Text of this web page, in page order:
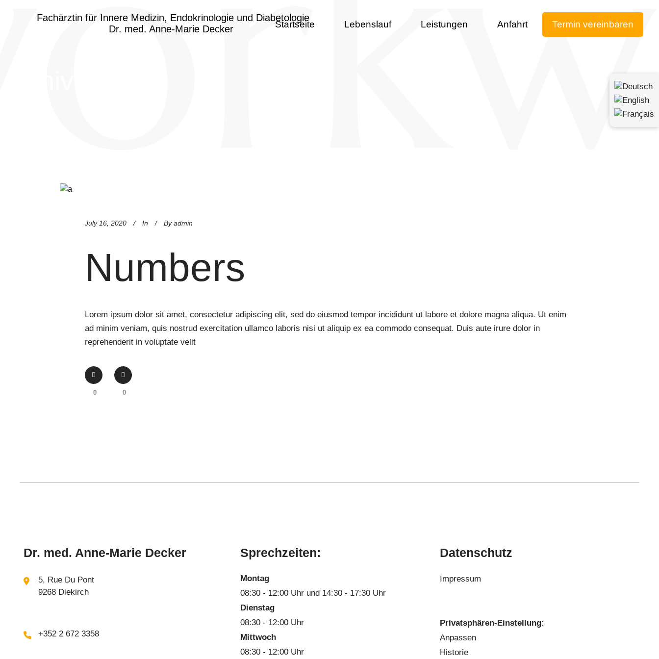
Startseite Lebenslauf Leistungen Anfahrt Termin vereinbaren
July 16, 2020 In By admin
Numbers
Lorem ipsum dolor sit amet, consectetur adipiscing elit, sed do eiusmod tempor incididunt ut labore et dolore magna aliqua. Ut enim
ad minim veniam, quis nostrud exercitation ullamco laboris nisi ut aliquip ex ea commodo consequat. Duis aute irure dolor in
reprehenderit in voluptate velit
0 0
Dr. med. Anne-Marie Decker
5, Rue Du Pont
9268 Diekirch
+352 2 672 3358
Sprechzeiten:
Montag
08:30 - 12:00 Uhr und 14:30 - 17:30 Uhr
Dienstag
08:30 - 12:00 Uhr
Mittwoch
08:30 - 12:00 Uhr
Datenschutz
Impressum
Privatsphären-Einstellung:
Anpassen
Historie